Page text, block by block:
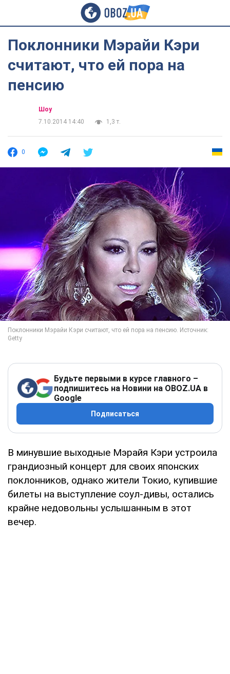
Поклонники Мэрайи Кэри
считают, что ей пора на
пенсию
Шоу
7.10.2014 14:40
1,3 т.
0
Будьте первыми в курсе главного –
подпишитесь на Новини на OBOZ.UA в
Google
Подписаться
В минувшие выходные Мэрайя Кэри устроила
грандиозный концерт для своих японских
поклонников, однако жители Токио, купившие
билеты на выступление соул-дивы, остались
крайне недовольны услышанным в этот
вечер.